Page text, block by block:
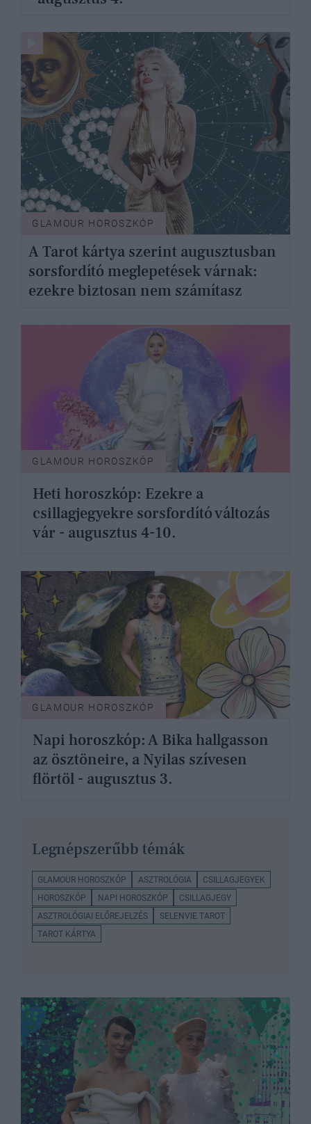
GLAMOUR HOROSZKÓP
A Tarot kártya szerint augusztusban
sorsfordító meglepetések várnak:
ezekre biztosan nem számítasz
GLAMOUR HOROSZKÓP
Heti horoszkóp: Ezekre a
csillagjegyekre sorsfordító változás
vár - augusztus 4-10.
GLAMOUR HOROSZKÓP
Napi horoszkóp: A Bika hallgasson
az ösztöneire, a Nyilas szívesen
flörtöl - augusztus 3.
Legnépszerűbb témák
GLAMOUR HOROSZKÓP ASZTROLÓGIA
CSILLAGJEGYEK
HOROSZKÓP
NAPI HOROSZKÓP
CSILLAGJEGY
ASZTROLÓGIAI ELŐREJELZÉS
SELENVIE TAROT
TAROT KÁRTYA